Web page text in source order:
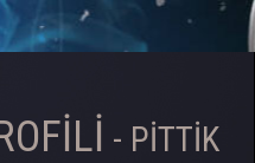
- PITTIK